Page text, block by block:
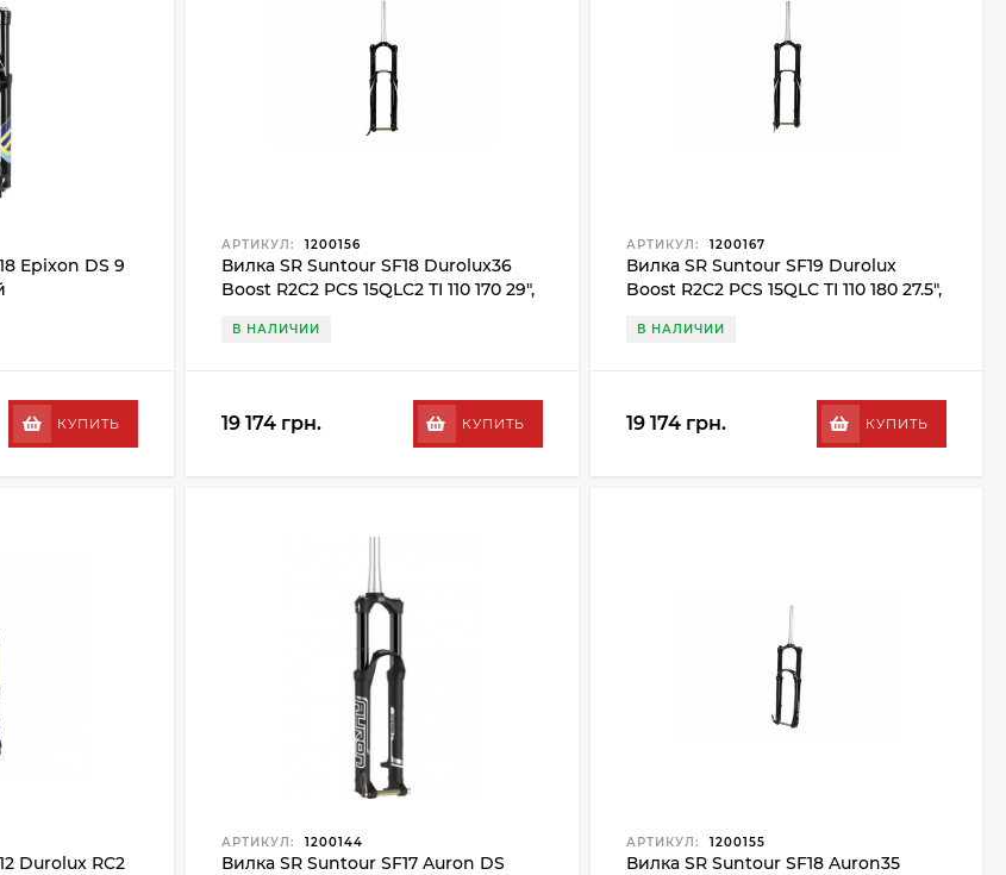
Epixon DS 9
КУПИТЬ
АРТИКУЛ: 1200156
Вилка SR Suntour SF18 Durolux36
Boost R2C2 PCS 15QLC2 TI 110 170 29",
В НАЛИЧИИ
19 174 грн. КУПИТЬ
АРТИКУЛ: 1200167
Вилка SR Suntour SF19 Durolux
Boost R2C2 PCS 15QLC TI 110 180 27.5",
В НАЛИЧИИ
19 174 грн. КУПИТЬ
Durolux RC2
АРТИКУЛ: 1200144
Вилка SR Suntour SF17 Auron DS
АРТИКУЛ: 1200155
Вилка SR Suntour SF18 Auron35